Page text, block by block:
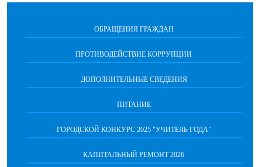
ОБРАЩЕНИЯ ГРАЖДАН
ПРОТИВОДЕЙСТВИЕ КОРРУПЦИИ
ДОПОЛНИТЕЛЬНЫЕ СВЕДЕНИЯ
ПИТАНИЕ
ГОРОДСКОЙ КОНКУРС 2025 "УЧИТЕЛЬ ГОДА"
КАПИТАЛЬНЫЙ РЕМОНТ 2026